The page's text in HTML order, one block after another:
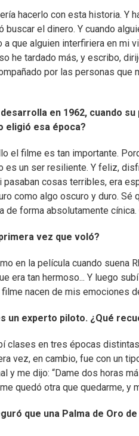
hacerlo con esta historia. Y
buscar el dinero. Y cuando
que alguien interfiriera en mi
he tardado más, y escribo,
por las personas que
en 1962, cuando
eligió esa época?
el filme es tan importante.
es un ser resiliente. Y feliz,
cosas terribles, era
como algo oscuro y duro.
de forma absolutamente
vez que voló?
en la película cuando suena
era tan hermoso... Y luego
nacen de mis emociones
un experto piloto. ¿Qué
clases en tres épocas
vez, en cambio, fue con un
y me dijo: “Dame dos horas
me quedó otra que quedarme, y
que una Palma de Oro